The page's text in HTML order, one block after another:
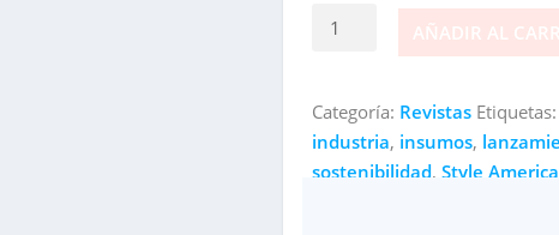
Revista
#32
2025-
1
AÑADIR AL
Categoría: Revistas Etiquetas:
industria, insumos,
sostenibilidad, Style